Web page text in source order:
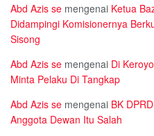
Abd Azis se mengenai Ketua
Didampingi Komisionernya
Sisong
Abd Azis se mengenai Di
Minta Pelaku Di Tangkap
Abd Azis se mengenai BK
Anggota Dewan Itu Salah